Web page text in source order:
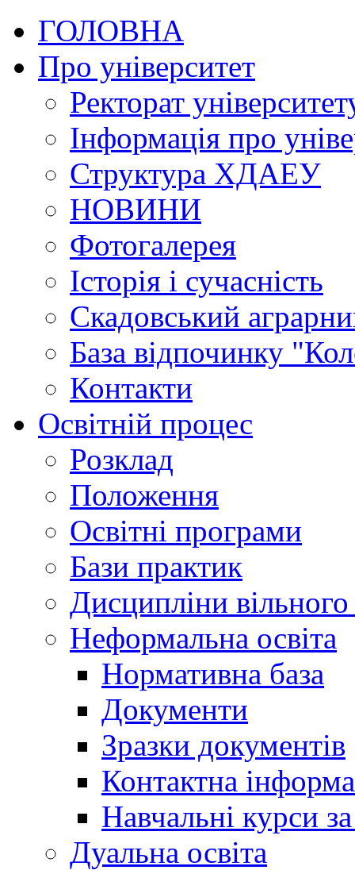
ГОЛОВНА
Про університет
Ректорат
Інформація про
Структура ХДАЕУ
НОВИНИ
Фотогалерея
Історія і сучасність
Скадовський
База відпочинку
Контакти
Освітній процес
Розклад
Положення
Освітні програми
Бази практик
Дисципліни
Неформальна освіта
Нормативна база
Документи
Зразки документів
Контактна
Навчальні курси
Дуальна освіта